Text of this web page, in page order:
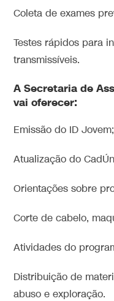
Coleta de exames
Testes rápidos para
transmissíveis.
A Secretaria de
vai oferecer:
Emissão do ID Jovem;
Atualização do
Orientações sobre
Corte de cabelo,
Atividades do
Distribuição de
abuso e exploração.